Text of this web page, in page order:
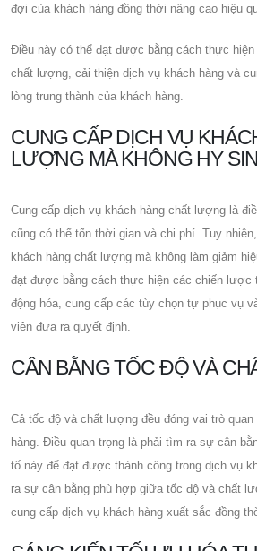
đợi của khách hàng đồng thời nâng cao hiệu
Điều này có thể đạt được bằng cách thực
chất lượng, cải thiện dịch vụ khách hàng và
lòng trung thành của khách hàng.
CUNG CẤP DỊCH VỤ
LƯỢNG MÀ KHÔNG HY
Cung cấp dịch vụ khách hàng chất lượng là
cũng có thể tốn thời gian và chi phí. Tuy
khách hàng chất lượng mà không làm giảm
đạt được bằng cách thực hiện các chiến
động hóa, cung cấp các tùy chọn tự phục vụ
viên đưa ra quyết định.
CÂN BẰNG TỐC ĐỘ VÀ
Cả tốc độ và chất lượng đều đóng vai trò
hàng. Điều quan trọng là phải tìm ra sự cân
tố này để đạt được thành công trong dịch vụ
ra sự cân bằng phù hợp giữa tốc độ và chất
cung cấp dịch vụ khách hàng xuất sắc đồng